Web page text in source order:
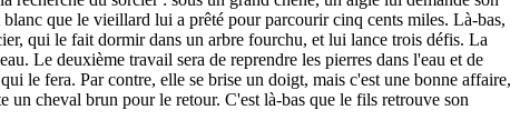
que le vieillard lui a prêté pour parcourir cinq cents miles. Là-bas,
qui le fait dormir dans un arbre fourchu, et lui lance trois défis. La
Le deuxième travail sera de reprendre les pierres dans l'eau et de
le fera. Par contre, elle se brise un doigt, mais c'est une bonne affaire,
cheval brun pour le retour. C'est là-bas que le fils retrouve son